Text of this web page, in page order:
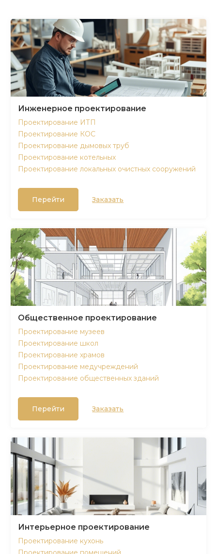
Инженерное проектирование
Проектирование ИТП
Проектирование КОС
Проектирование дымовых труб
Проектирование котельных
Проектирование локальных очистных сооружений
Перейти Заказать
Общественное проектирование
Проектирование музеев
Проектирование школ
Проектирование храмов
Проектирование медучреждений
Проектирование общественных зданий
Перейти Заказать
Интерьерное проектирование
Проектирование кухонь